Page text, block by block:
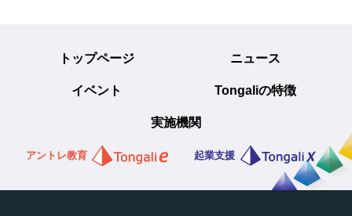
トップページ ニュース
イベント Tongaliの特徴
実施機関
アントレ教育 起業支援